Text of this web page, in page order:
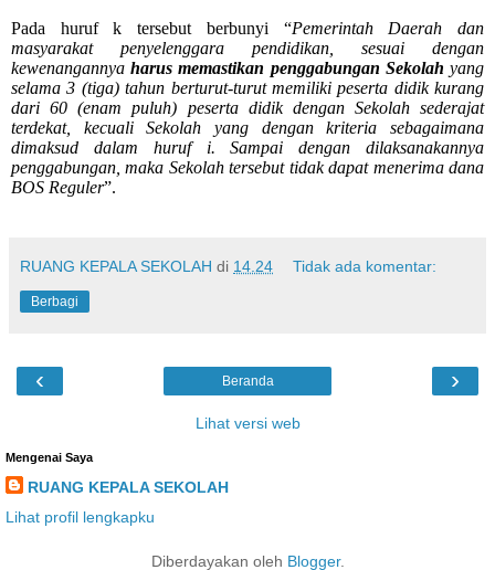
Pada huruf k tersebut berbunyi “Pemerintah Daerah dan
masyarakat penyelenggara pendidikan, sesuai dengan
kewenangannyaharus memastikan penggabungan Sekolah yang
selama 3 (tiga) tahun berturut-turut memiliki peserta didik kurang
dari 60 (enam puluh) peserta didik dengan Sekolah sederajat
terdekat, kecuali Sekolah yang dengan kriteria sebagaimana
dimaksud dalam huruf i. Sampai dengan dilaksanakannya
penggabungan, maka Sekolah tersebut tidak dapat menerima dana
BOS Reguler”.
RUANG KEPALA SEKOLAH di 14.24 Tidak ada komentar:
Berbagi
‹ ›
Beranda
Lihat versi web
Mengenai Saya
RUANG KEPALA SEKOLAH
Lihat profil lengkapku
Diberdayakan oleh Blogger.